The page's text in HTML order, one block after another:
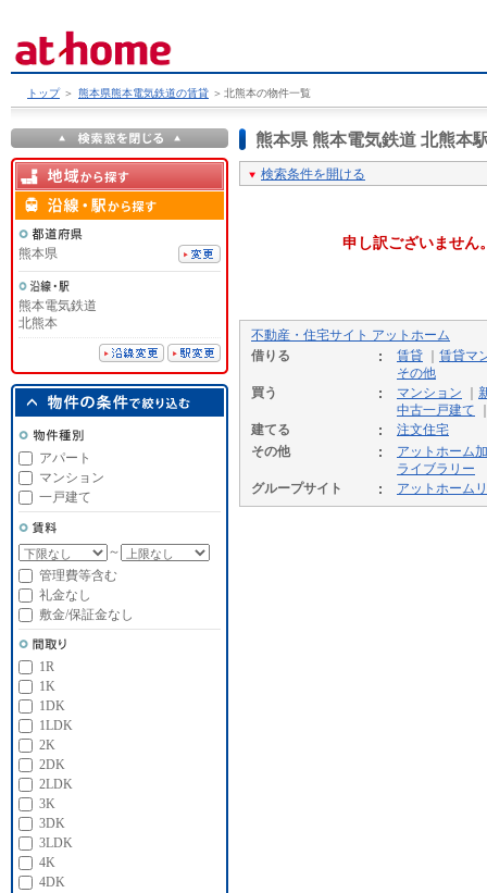
トップ ＞ 熊本県熊本電気鉄道の賃貸 ＞ 北熊本の物件一覧
熊本県 熊本電気鉄道 北熊本
検索条件を開ける
申し訳ございません
不動産・住宅サイト アットホーム
借りる
賃貸
賃貸マ
その他
買う
マンション
中古一戸建て
建てる
注文住宅
その他
アットホーム
ライブラリー
グループサイト
アットホーム
熊本県
熊本電気鉄道
北熊本
アパート
マンション
一戸建て
～
管理費等含む
礼金なし
敷金/保証金なし
1R
1K
1DK
1LDK
2K
2DK
2LDK
3K
3DK
3LDK
4K
4DK